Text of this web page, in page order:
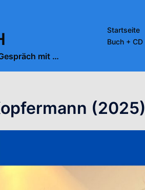
mit …
Startseite
Buch + CD
(2025)